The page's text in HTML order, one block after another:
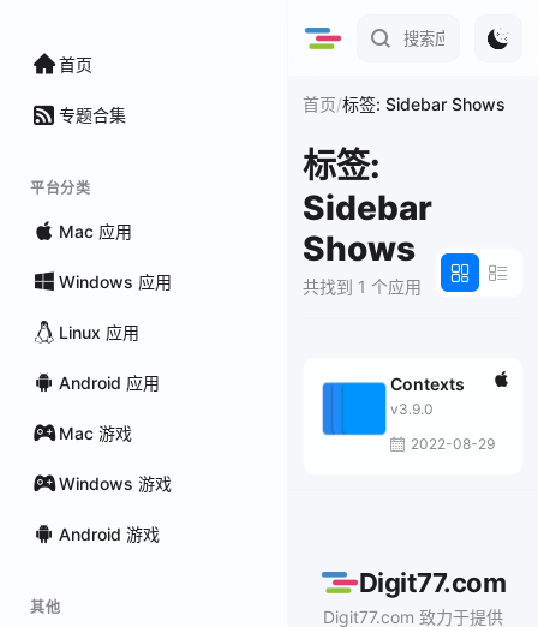
首页
专题合集
平台分类
Mac 应用
Windows 应用
Linux 应用
Android 应用
Mac 游戏
Windows 游戏
Android 游戏
其他
首页/标签: Sidebar Shows
标签:
Sidebar
Shows
共找到 1 个应用
Contexts
v3.9.0
2022-08-29
Digit77.com
Digit77.com 致力于提供